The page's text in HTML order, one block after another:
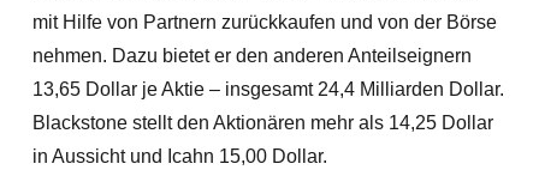
mit Hilfe von Partnern zurückkaufen und von der Börse
nehmen. Dazu bietet er den anderen Anteilseignern
13,65 Dollar je Aktie – insgesamt 24,4 Milliarden Dollar.
Blackstone stellt den Aktionären mehr als 14,25 Dollar
in Aussicht und Icahn 15,00 Dollar.